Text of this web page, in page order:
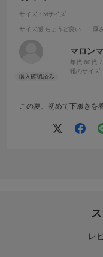
サイズ：Mサイズ
サイズ感:ちょうど良い 厚さ
マロン
年代:60代
靴のサイズ:
この夏、初めて下履きを
レ